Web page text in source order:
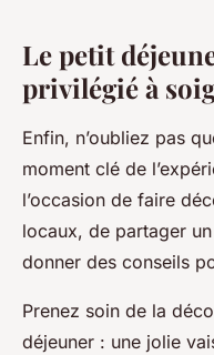
Le petit
privilégié à
Enfin, n’oubliez pas
moment clé de
l’occasion de faire
locaux, de partager
donner des conseils
Prenez soin de la
déjeuner : une jolie